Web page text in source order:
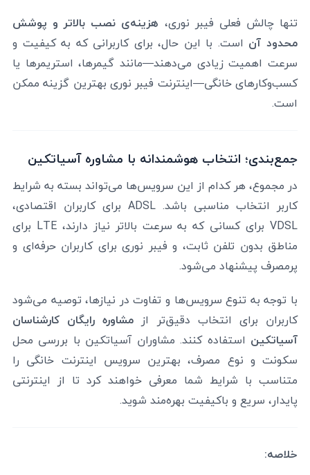
تنها چالش فعلی فیبر نوری، هزینه‌ی نصب بالاتر و پوشش
محدود آن است. با این حال، برای کاربرانی که به کیفیت و
سرعت اهمیت زیادی می‌دهند—مانند گیمرها، استریمرها یا
کسب‌وکارهای خانگی—اینترنت فیبر نوری بهترین گزینه ممکن
است.
جمع‌بندی؛ انتخاب هوشمندانه با مشاوره آسیاتکین
در مجموع، هر کدام از این سرویس‌ها می‌تواند بسته به شرایط
کاربر انتخاب مناسبی باشد. ADSL برای کاربران اقتصادی،
VDSL برای کسانی که به سرعت بالاتر نیاز دارند، LTE برای
مناطق بدون تلفن ثابت، و فیبر نوری برای کاربران حرفه‌ای و
پرمصرف پیشنهاد می‌شود.
با توجه به تنوع سرویس‌ها و تفاوت در نیازها، توصیه می‌شود
کاربران برای انتخاب دقیق‌تر از مشاوره رایگان کارشناسان
آسیاتکین استفاده کنند. مشاوران آسیاتکین با بررسی محل
سکونت و نوع مصرف، بهترین سرویس اینترنت خانگی را
متناسب با شرایط شما معرفی خواهند کرد تا از اینترنتی
پایدار، سریع و باکیفیت بهره‌مند شوید.
خلاصه: